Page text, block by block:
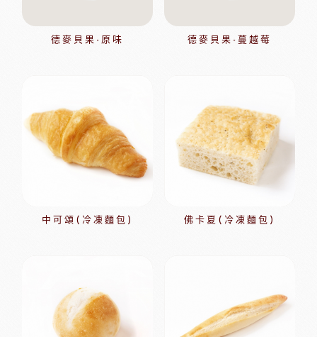
德麥貝果-原味 德麥貝果-蔓越莓
中可頌(冷凍麵包) 佛卡夏(冷凍麵包)